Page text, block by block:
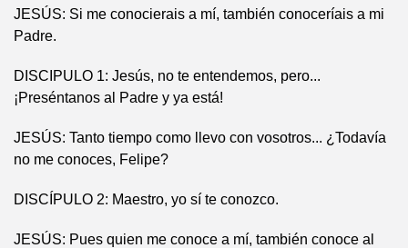
JESÚS: Si me conocierais a mí, también conoceríais a mi
Padre.
DISCIPULO 1: Jesús, no te entendemos, pero...
¡Preséntanos al Padre y ya está!
JESÚS: Tanto tiempo como llevo con vosotros... ¿Todavía
no me conoces, Felipe?
DISCÍPULO 2: Maestro, yo sí te conozco.
JESÚS: Pues quien me conoce a mí, también conoce al